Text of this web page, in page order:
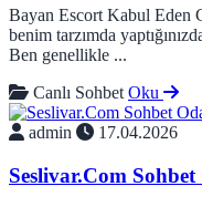
Bayan Escort Kabul Eden
benim tarzımda
Ben genellikle ...
Canlı Sohbet Oku
admin 17.04.2026
Seslivar.Com Sohbet